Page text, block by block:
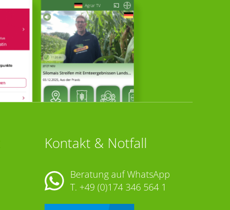
Kontakt & Notfall
Beratung auf WhatsApp
T. +49 (0)174 346 564 1